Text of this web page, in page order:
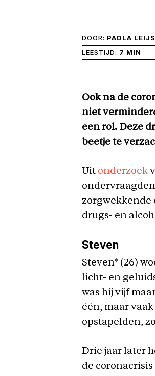
DOOR: PAOLA
LEESTIJD: 7 MIN
Ook na de
niet
een rol. Deze
beetje te
Uit onderzoek
zorgwekkende
drugs- en
Steven
Steven* (26)
licht- en
was hij vijf
één, maar
opstapelden,
Drie jaar later
de